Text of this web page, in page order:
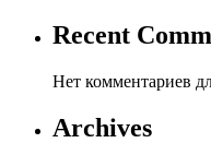
Recent
Нет комментариев
Archives